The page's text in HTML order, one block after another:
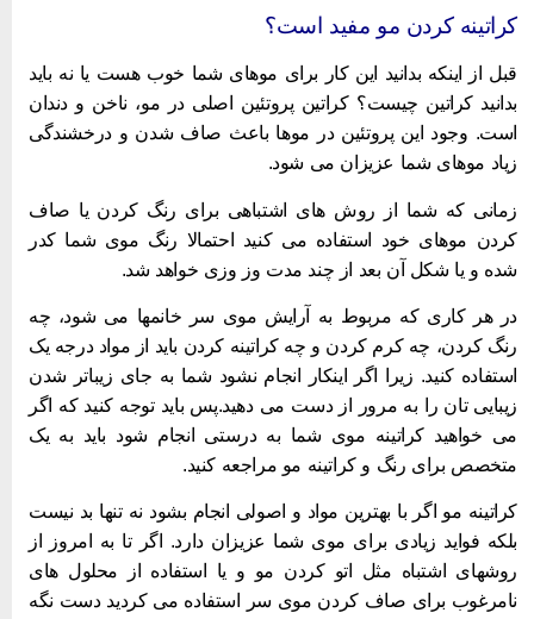
کردن مو مفید است؟
از اینکه بدانید این کار برای موهای شما خوب هست یا نه باید
کراتین چیست؟ کراتین پروتئین اصلی در مو، ناخن و دندان
وجود این پروتئین در موها باعث صاف شدن و درخشندگی
موهای شما عزیزان می شود.
که شما از روش های اشتباهی برای رنگ کردن یا صاف
موهای خود استفاده می کنید احتمالا رنگ موی شما کدر
و یا شکل آن بعد از چند مدت وز وزی خواهد شد.
هر کاری که مربوط به آرایش موی سر خانمها می شود، چه
کردن، چه کرم کردن و چه کراتینه کردن باید از مواد درجه یک
کنید. زیرا اگر اینکار انجام نشود شما به جای زیباتر شدن
تان را به مرور از دست می دهید.پس باید توجه کنید که اگر
خواهید کراتینه موی شما به درستی انجام شود باید به یک
برای رنگ و کراتینه مو مراجعه کنید.
مو اگر با بهترین مواد و اصولی انجام بشود نه تنها بد نیست
فواید زیادی برای موی شما عزیزان دارد. اگر تا به امروز از
اشتباه مثل اتو کردن مو و یا استفاده از محلول های
برای صاف کردن موی سر استفاده می کردید دست نگه